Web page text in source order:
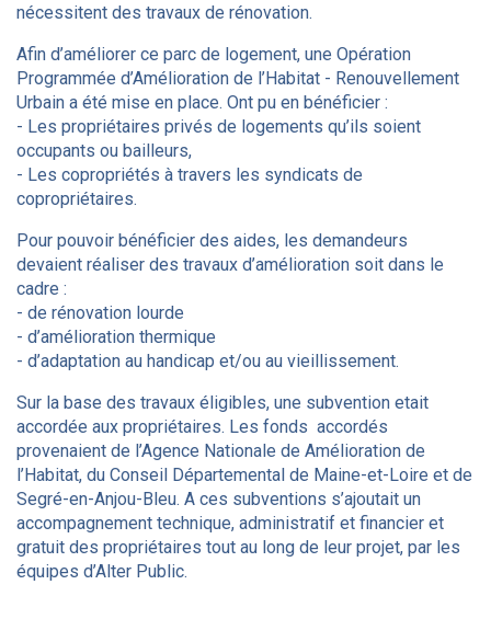
nécessitent des travaux de rénovation.
Afin d’améliorer ce parc de logement, une Opération
Programmée d’Amélioration de l’Habitat - Renouvellement
Urbain a été mise en place. Ont pu en bénéficier :
- Les propriétaires privés de logements qu’ils soient
occupants ou bailleurs,
- Les copropriétés à travers les syndicats de
copropriétaires.
Pour pouvoir bénéficier des aides, les demandeurs
devaient réaliser des travaux d’amélioration soit dans le
cadre :
- de rénovation lourde
- d’amélioration thermique
- d’adaptation au handicap et/ou au vieillissement.
Sur la base des travaux éligibles, une subvention etait
accordée aux propriétaires. Les fonds accordés
provenaient de l’Agence Nationale de Amélioration de
l’Habitat, du Conseil Départemental de Maine-et-Loire et de
Segré-en-Anjou-Bleu. A ces subventions s’ajoutait un
accompagnement technique, administratif et financier et
gratuit des propriétaires tout au long de leur projet, par les
équipes d’Alter Public.